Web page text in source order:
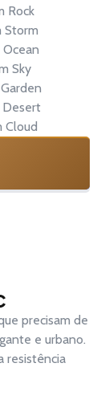
Rock
Storm
Sky
Desert
Cloud
precisam de
e urbano.
resistência